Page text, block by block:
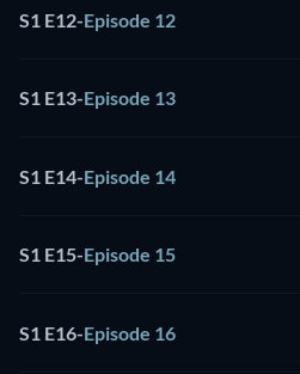
S1 E12-Episode 12
S1 E13-Episode 13
S1 E14-Episode 14
S1 E15-Episode 15
S1 E16-Episode 16